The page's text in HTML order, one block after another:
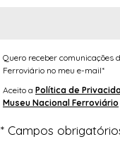
Quero receber comunicações
Ferroviário no meu e-mail*
Aceito a Política de
Museu Nacional Ferroviário
* Campos